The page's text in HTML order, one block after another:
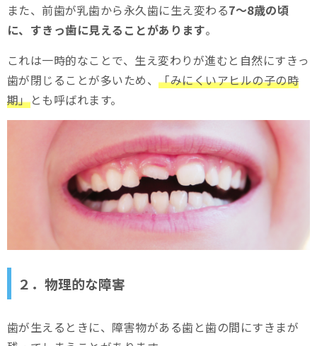
また、前歯が乳歯から永久歯に生え変わる7～8歳の頃
に、すきっ歯に見えることがあります。
これは一時的なことで、生え変わりが進むと自然にすきっ
歯が閉じることが多いため、「みにくいアヒルの子の時
期」とも呼ばれます。
２．物理的な障害
歯が生えるときに、障害物がある歯と歯の間にすきまが